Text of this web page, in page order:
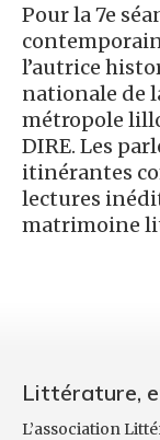
Pour la 7e
l’autrice
nationale de
métropole
DIRE. Les
itinérantes
lectures
matrimoine
Littérature,
L’association